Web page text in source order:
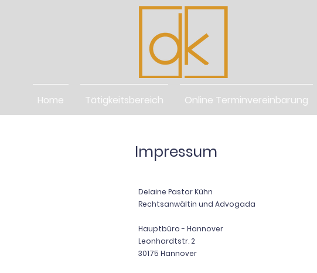
Home Tätigkeitsbereich Online Terminvereinbarung
Impressum
Delaine Pastor Kühn
Rechtsanwältin und Advogada
Hauptbüro - Hannover
Leonhardtstr. 2
30175 Hannover